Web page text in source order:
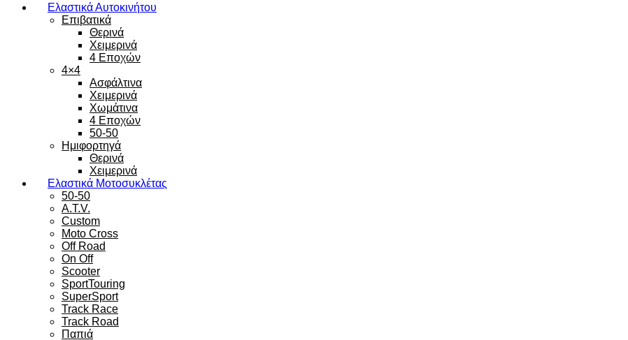
Ελαστικά Αυτοκινήτου
Επιβατικά
Θερινά
Χειμερινά
4 Εποχών
4×4
Ασφάλτινα
Χειμερινά
Χωμάτινα
4 Εποχών
50-50
Ημιφορτηγά
Θερινά
Χειμερινά
Ελαστικά Μοτοσυκλέτας
50-50
A.T.V.
Custom
Moto Cross
Off Road
On Off
Scooter
SportTouring
SuperSport
Track Race
Track Road
Παπιά